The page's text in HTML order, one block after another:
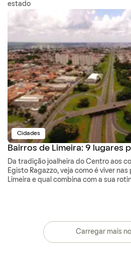
estado
Cidades
Bairros de Limeira: 9 lugares
Da tradição joalheira do Centro aos
Egisto Ragazzo, veja como é viver
Limeira e qual combina com a sua
Carregar mais